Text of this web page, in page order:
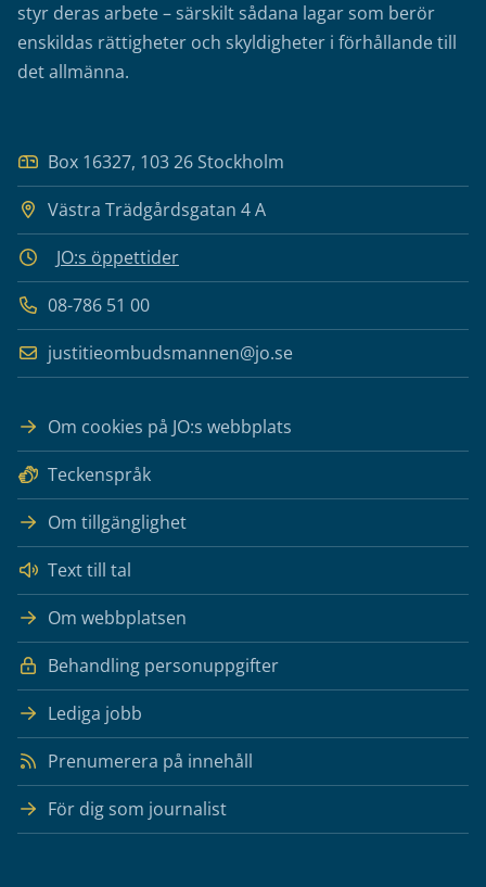
styr deras arbete – särskilt sådana lagar som berör
enskildas rättigheter och skyldigheter i förhållande till
det allmänna.
Box 16327, 103 26 Stockholm
Västra Trädgårdsgatan 4 A
JO:s öppettider
08-786 51 00
justitieombudsmannen@jo.se
Om cookies på JO:s webbplats
Teckenspråk
Om tillgänglighet
Text till tal
Om webbplatsen
Behandling personuppgifter
Lediga jobb
Prenumerera på innehåll
För dig som journalist